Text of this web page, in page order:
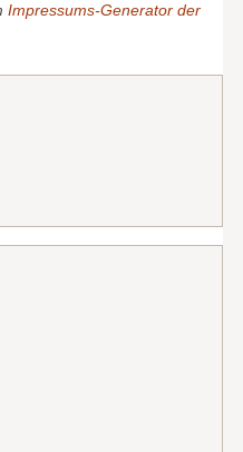
Impressums-Generator der